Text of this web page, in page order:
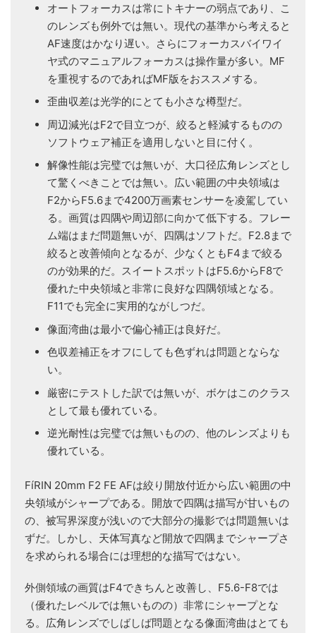
オートフォーカスは常にトキナーの弱点であり、こ
のレンズも例外では無い。現代の基準から考えると
AF速度はかなり遅い。さらにフォーカスバイワイ
ヤ式のマニュアルフォーカスは操作量が多い。MF
を重視するのであればMF版をおススメする。
歪曲収差は光学的にとても小さな樽型だ。
周辺減光はF2で目立つが、絞ると軽減するものの
ソフトウェア補正を適用しないと目に付く。
解像性能は完璧では無いが、大口径広角レンズとし
て驚くべきことでは無い。広い範囲の中央領域は
F2からF5.6まで4200万画素センサーを凌駕してい
る。画質は四隅や周辺部に向かて低下する。フレー
ム端はまだ問題無いが、四隅はソフトだ。F2.8まで
絞ると改善傾向となるが、少なくともF4まで絞る
のが効果的だ。スイートスポットはF5.6からF8で
優れた中央領域と非常に良好な四隅領域となる。
F11でも完全に実用的ながしつだ。
像面湾曲は最小で偏心補正は良好だ。
色収差補正をオフにしても色ずれは問題とならな
い。
厳密にテストした訳では無いが、ボケはこのクラス
として最も優れている。
逆光耐性は完璧では無いものの、他のレンズよりも
優れている。
FíRIN 20mm F2 FE AFは絞り開放付近から広い範囲の中
央領域がシャープである。開放で四隅は描写が甘いもの
の、被写界深度が浅いので大部分の撮影では問題無いは
ずだ。しかし、天体写真など開放で四隅までシャープさ
を求められる場合には理想的な描写ではない。
外側領域の画質はF4できちんと改善し、F5.6-F8では
（優れたレベルでは無いものの）非常にシャープとな
る。広角レンズでしばしば問題となる像面湾曲はとても